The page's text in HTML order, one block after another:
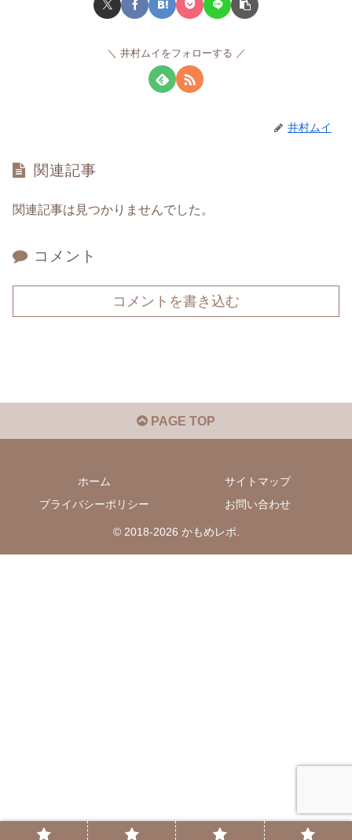
井村ムイをフォローする
井村ムイ
関連記事
関連記事は見つかりませんでした。
コメント
コメントを書き込む
PAGE TOP
ホーム
サイトマップ
プライバシーポリシー
お問い合わせ
© 2018-2026 かもめレポ.